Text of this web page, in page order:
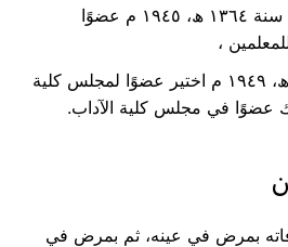
لدار الكتب، وفي سنة ١٣٦٤ ھ، ١٩٤٥ م عضوًا
،
وفي سنة ١٣٦٩ ھ، ١٩٤٩ م اختیر عضوًا لمجلس كلیة
عضوًا في مجلس كلیة الآداب.
بمرض في عينه، ثم بمرض في